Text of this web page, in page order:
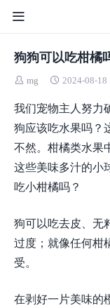
狗狗可以吃柑橘
mg 2024-08-18
我们宠物主人努力
狗应该吃水果吗？
不然。柑橘类水果
这些美味多汁的小
吃小柑橘吗？
狗可以吃去皮、无
过度；就像任何柑
受。
在剥好一片美味的